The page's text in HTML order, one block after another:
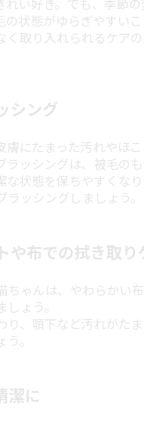
れい好き。でも、季節
の状態がゆらぎやすい
く取り入れられるケア
シング
膚にたまった汚れやほこ
ラッシングは、被毛の
な状態を保ちやすくな
ッシングしましょう。
や布での拭き取り
ちゃんは、やわらかい
しょう。
り、顎下など汚れがた
。
潔に